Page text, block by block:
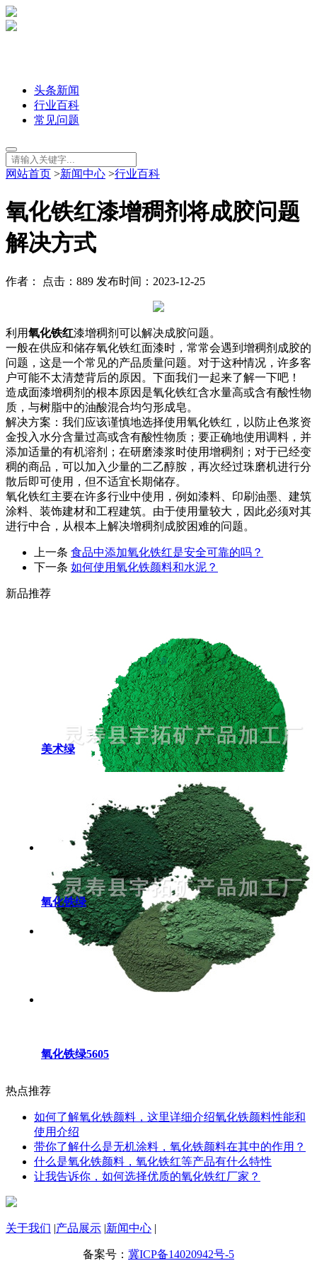
头条新闻
行业百科
常见问题
网站首页 >新闻中心 >行业百科
氧化铁红漆增稠剂将成胶问题
解决方式
作者： 点击：889 发布时间：2023-12-25
利用氧化铁红漆增稠剂可以解决成胶问题。
一般在供应和储存氧化铁红面漆时，常常会遇到增稠剂成胶的
问题，这是一个常见的产品质量问题。对于这种情况，许多客
户可能不太清楚背后的原因。下面我们一起来了解一下吧！
造成面漆增稠剂的根本原因是氧化铁红含水量高或含有酸性物
质，与树脂中的油酸混合均匀形成皂。
解决方案：我们应该谨慎地选择使用氧化铁红，以防止色浆资
金投入水分含量过高或含有酸性物质；要正确地使用调料，并
添加适量的有机溶剂；在研磨漆浆时使用增稠剂；对于已经变
稠的商品，可以加入少量的二乙醇胺，再次经过珠磨机进行分
散后即可使用，但不适宜长期储存。
氧化铁红主要在许多行业中使用，例如漆料、印刷油墨、建筑
涂料、装饰建材和工程建筑。由于使用量较大，因此必须对其
进行中合，从根本上解决增稠剂成胶困难的问题。
上一条 食品中添加氧化铁红是安全可靠的吗？
下一条 如何使用氧化铁颜料和水泥？
新品推荐
美术绿
氧化铁绿
氧化铁绿5605
热点推荐
如何了解氧化铁颜料，这里详细介绍氧化铁颜料性能和
使用介绍
带你了解什么是无机涂料，氧化铁颜料在其中的作用？
什么是氧化铁颜料，氧化铁红等产品有什么特性
让我告诉你，如何选择优质的氧化铁红厂家？
关于我们 产品展示 新闻中心
备案号： 冀ICP备14020942号-5